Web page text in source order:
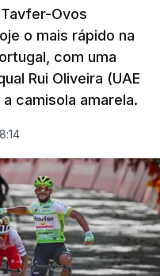
Ovos
o mais rápido na
com uma
Rui Oliveira (UAE
camisola amarela.